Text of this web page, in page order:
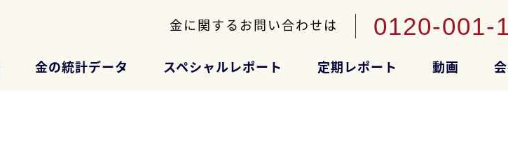
金に関するお問い合わせは 0120-001-
金の統計データ スペシャルレポート 定期レポート 動画